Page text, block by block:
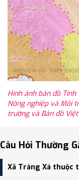
Hình ảnh bản đồ
Nông nghiệp và Môi
trường và Bản đồ
Câu Hỏi Thường
Xã Tràng Xá thuộc